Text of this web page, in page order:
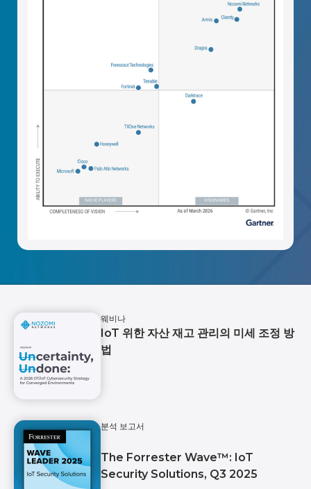
웨비나
IoT 위한 자산 재고 관리의 미세 조정 방
법
분석 보고서
The Forrester Wave™️: IoT
Security Solutions, Q3 2025